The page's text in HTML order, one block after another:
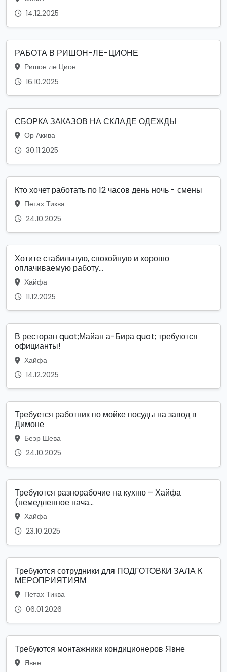
14.12.2025
РАБОТА В РИШОН-ЛЕ-ЦИОНЕ
Ришон ле Цион
16.10.2025
СБОРКА ЗАКАЗОВ НА СКЛАДЕ ОДЕЖДЫ
Ор Акива
30.11.2025
Кто хочет работать по 12 часов день ночь - смены
Петах Тиква
24.10.2025
Хотите стабильную, спокойную и хорошо
оплачиваемую работу...
Хайфа
11.12.2025
В ресторан quot;Майан а-Бира quot; требуются
официанты!
Хайфа
14.12.2025
Требуется работник по мойке посуды на завод в
Димоне
Беэр Шева
24.10.2025
Требуются разнорабочие на кухню – Хайфа
(немедленное нача...
Хайфа
23.10.2025
Требуются сотрудники для ПОДГОТОВКИ ЗАЛА К
МЕРОПРИЯТИЯМ
Петах Тиква
06.01.2026
Требуются монтажники кондиционеров Явне
Явне